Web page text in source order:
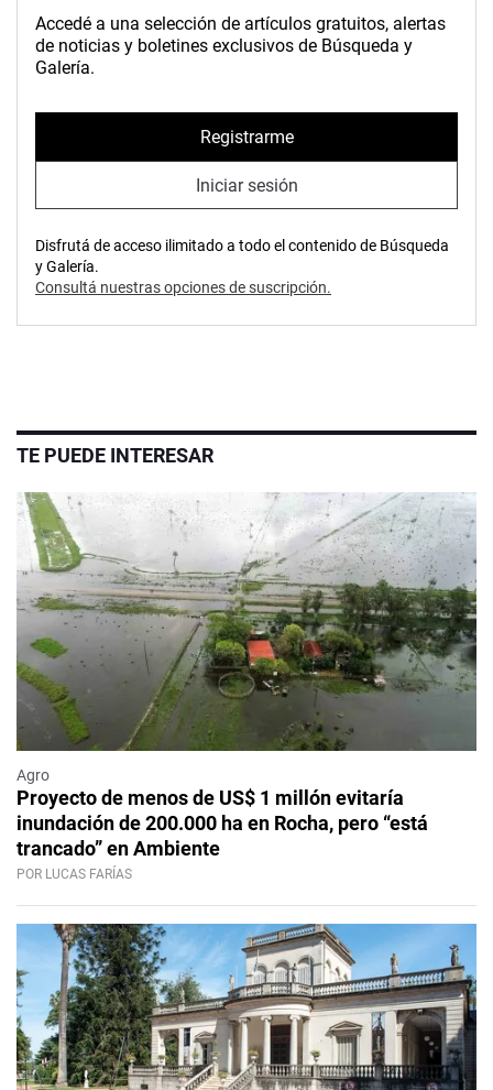
Accedé a una selección de artículos gratuitos, alertas
de noticias y boletines exclusivos de Búsqueda y
Galería.
Registrarme
Iniciar sesión
Disfrutá de acceso ilimitado a todo el contenido de Búsqueda
y Galería.
Consultá nuestras opciones de suscripción.
TE PUEDE INTERESAR
Agro
Proyecto de menos de US$ 1 millón evitaría
inundación de 200.000 ha en Rocha, pero “está
trancado” en Ambiente
POR LUCAS FARÍAS